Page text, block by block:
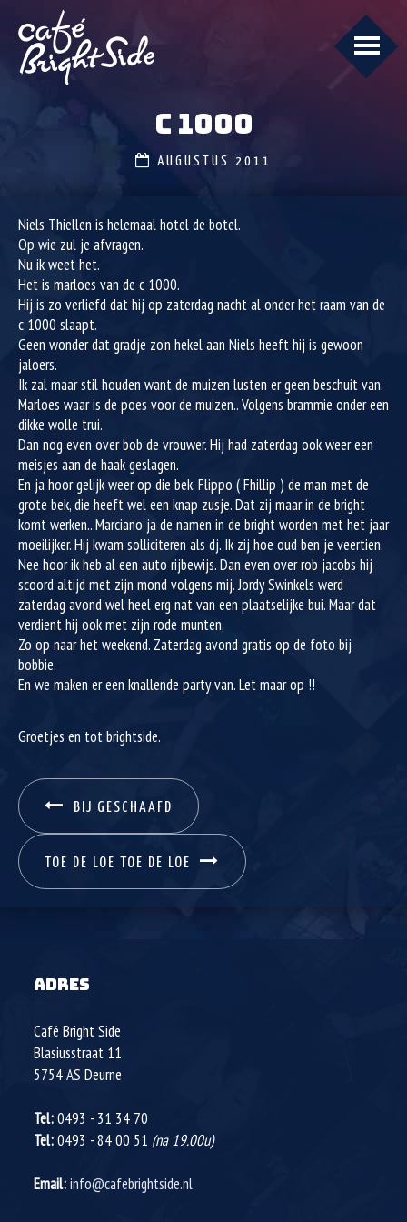
C 1000
AUGUSTUS 2011
Niels Thiellen is helemaal hotel de botel.
Op wie zul je afvragen.
Nu ik weet het.
Het is marloes van de c 1000.
Hij is zo verliefd dat hij op zaterdag nacht al onder het raam van de
c 1000 slaapt.
Geen wonder dat gradje zo’n hekel aan Niels heeft hij is gewoon
jaloers.
Ik zal maar stil houden want de muizen lusten er geen beschuit van.
Marloes waar is de poes voor de muizen.. Volgens brammie onder een
dikke wolle trui.
Dan nog even over bob de vrouwer. Hij had zaterdag ook weer een
meisjes aan de haak geslagen.
En ja hoor gelijk weer op die bek. Flippo ( Fhillip ) de man met de
grote bek, die heeft wel een knap zusje. Dat zij maar in de bright
komt werken.. Marciano ja de namen in de bright worden met het jaar
moeilijker. Hij kwam solliciteren als dj. Ik zij hoe oud ben je veertien.
Nee hoor ik heb al een auto rijbewijs. Dan even over rob jacobs hij
scoord altijd met zijn mond volgens mij. Jordy Swinkels werd
zaterdag avond wel heel erg nat van een plaatselijke bui. Maar dat
verdient hij ook met zijn rode munten,
Zo op naar het weekend. Zaterdag avond gratis op de foto bij
bobbie.
En we maken er een knallende party van. Let maar op !!
Groetjes en tot brightside.
BIJ GESCHAAFD
TOE DE LOE TOE DE LOE
ADRES
Café Bright Side
Blasiusstraat 11
5754 ASDeurne
Tel:0493 - 31 34 70
Tel:0493 - 84 00 51 (na 19.00u)
Email:info@cafebrightside.nl